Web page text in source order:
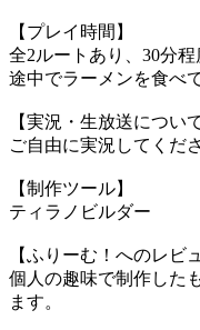
【プレイ時間】
全2ルートあり、30分程
途中でラーメンを食べ
【実況・生放送について
ご自由に実況してくだ
【制作ツール】
ティラノビルダー
【ふりーむ！へのレビ
個人の趣味で制作した
ます。